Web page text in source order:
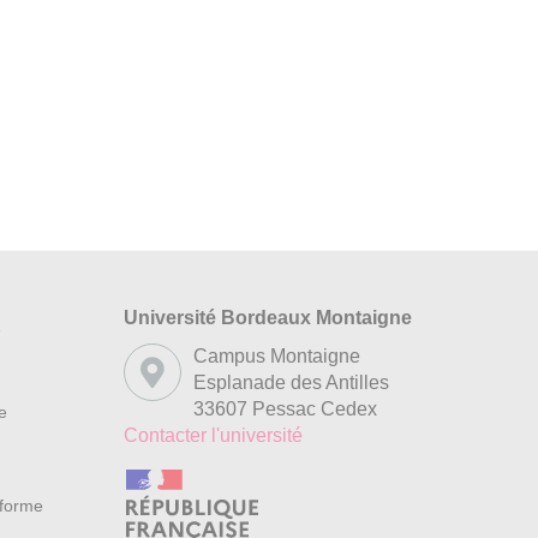
Université Bordeaux Montaigne
Campus Montaigne
Esplanade des Antilles
33607 Pessac Cedex
Contacter l'université